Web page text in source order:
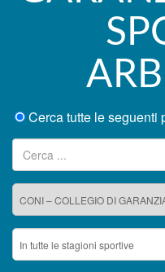
Cerca tutte le
Ricerca per: